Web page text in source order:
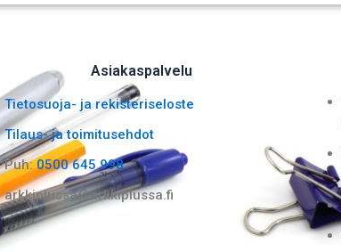
Asiakaspalvelu
Tietosuoja- ja rekisteriseloste
Tilaus- ja toimitusehdot
Puh:0500 645 998
arkkiplussa@arkkiplussa.fi